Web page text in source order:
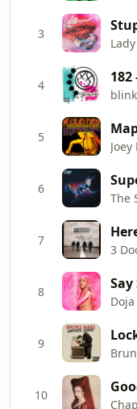
3
4 182
blink
5
6
The
7
3
8 Say
9
10